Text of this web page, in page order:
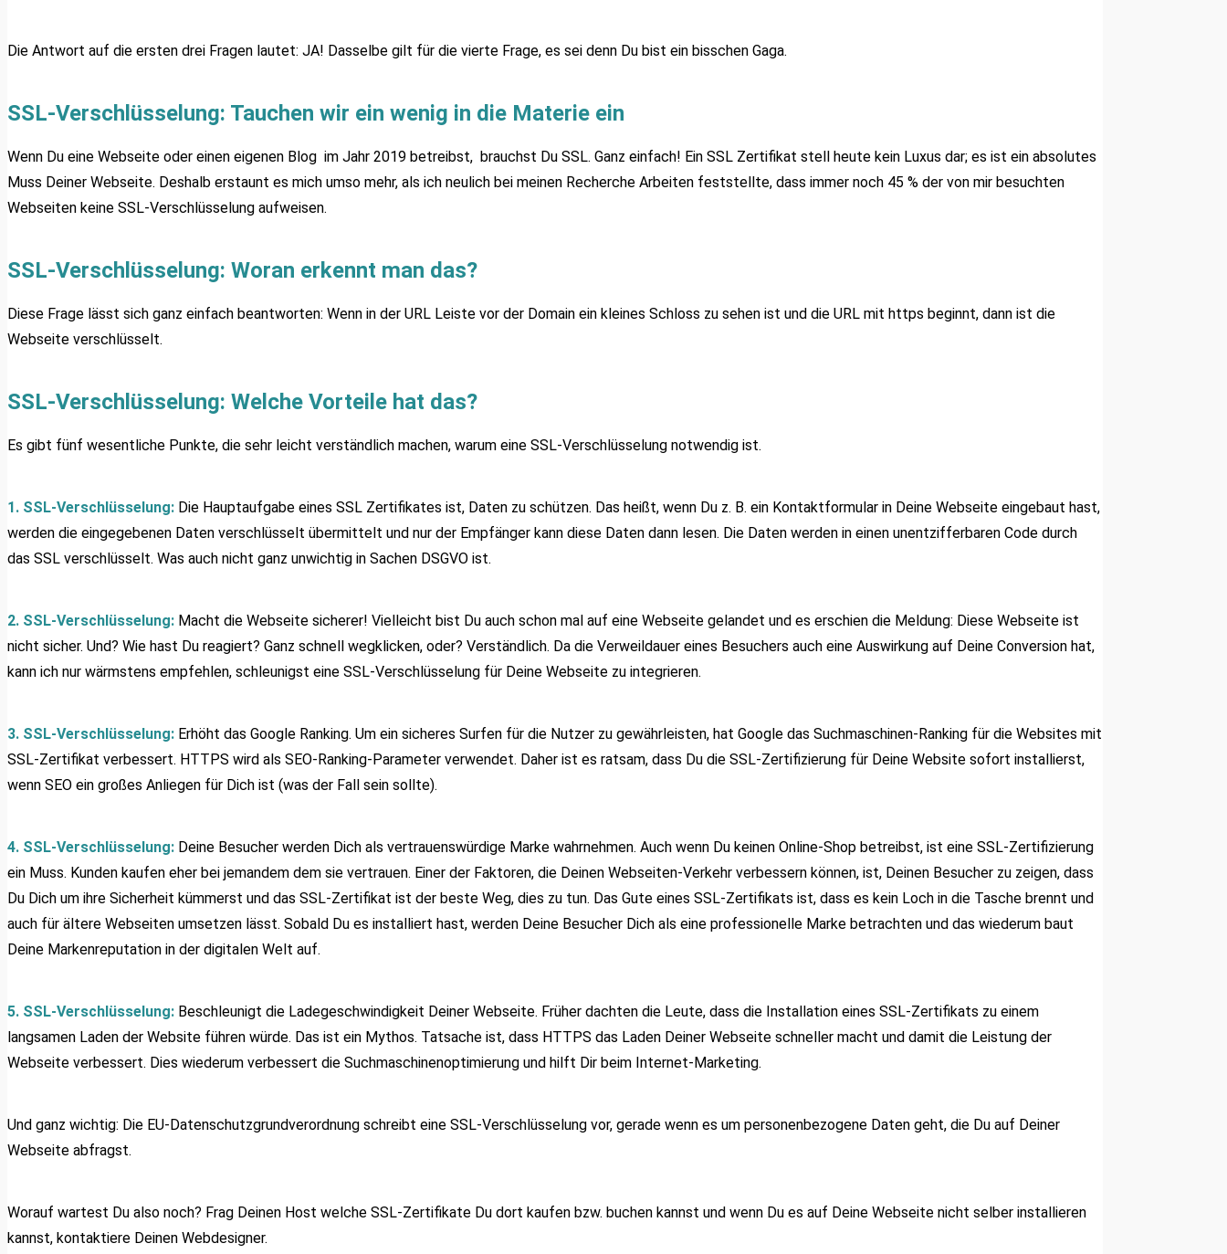
Die Antwort auf die ersten drei Fragen lautet: JA! Dasselbe gilt für die vierte Frage, es sei denn Du bist ein bisschen Gaga.
SSL-Verschlüsselung: Tauchen wir ein wenig in die Materie ein
Wenn Du eine Webseite oder einen eigenen Blog im Jahr 2019 betreibst, brauchst Du SSL. Ganz einfach! Ein SSL Zertifikat stell heute kein Luxus dar; es ist ein absolutes
Muss Deiner Webseite. Deshalb erstaunt es mich umso mehr, als ich neulich bei meinen Recherche Arbeiten feststellte, dass immer noch 45 % der von mir besuchten
Webseiten keine SSL-Verschlüsselung aufweisen.
SSL-Verschlüsselung: Woran erkennt man das?
Diese Frage lässt sich ganz einfach beantworten: Wenn in der URL Leiste vor der Domain ein kleines Schloss zu sehen ist und die URL mit https beginnt, dann ist die
Webseite verschlüsselt.
SSL-Verschlüsselung: Welche Vorteile hat das?
Es gibt fünf wesentliche Punkte, die sehr leicht verständlich machen, warum eine SSL-Verschlüsselung notwendig ist.
1. SSL-Verschlüsselung: Die Hauptaufgabe eines SSL Zertifikates ist, Daten zu schützen. Das heißt, wenn Du z. B. ein Kontaktformular in Deine Webseite eingebaut hast,
werden die eingegebenen Daten verschlüsselt übermittelt und nur der Empfänger kann diese Daten dann lesen. Die Daten werden in einen unentzifferbaren Code durch
das SSL verschlüsselt. Was auch nicht ganz unwichtig in Sachen DSGVO ist.
2. SSL-Verschlüsselung: Macht die Webseite sicherer! Vielleicht bist Du auch schon mal auf eine Webseite gelandet und es erschien die Meldung: Diese Webseite ist
nicht sicher. Und? Wie hast Du reagiert? Ganz schnell wegklicken, oder? Verständlich. Da die Verweildauer eines Besuchers auch eine Auswirkung auf Deine Conversion hat,
kann ich nur wärmstens empfehlen, schleunigst eine SSL-Verschlüsselung für Deine Webseite zu integrieren.
3. SSL-Verschlüsselung: Erhöht das Google Ranking. Um ein sicheres Surfen für die Nutzer zu gewährleisten, hat Google das Suchmaschinen-Ranking für die Websites mit
SSL-Zertifikat verbessert. HTTPS wird als SEO-Ranking-Parameter verwendet. Daher ist es ratsam, dass Du die SSL-Zertifizierung für Deine Website sofort installierst,
wenn SEO ein großes Anliegen für Dich ist (was der Fall sein sollte).
4. SSL-Verschlüsselung: Deine Besucher werden Dich als vertrauenswürdige Marke wahrnehmen. Auch wenn Du keinen Online-Shop betreibst, ist eine SSL-Zertifizierung
ein Muss. Kunden kaufen eher bei jemandem dem sie vertrauen. Einer der Faktoren, die Deinen Webseiten-Verkehr verbessern können, ist, Deinen Besucher zu zeigen, dass
Du Dich um ihre Sicherheit kümmerst und das SSL-Zertifikat ist der beste Weg, dies zu tun. Das Gute eines SSL-Zertifikats ist, dass es kein Loch in die Tasche brennt und
auch für ältere Webseiten umsetzen lässt. Sobald Du es installiert hast, werden Deine Besucher Dich als eine professionelle Marke betrachten und das wiederum baut
Deine Markenreputation in der digitalen Welt auf.
5. SSL-Verschlüsselung: Beschleunigt die Ladegeschwindigkeit Deiner Webseite. Früher dachten die Leute, dass die Installation eines SSL-Zertifikats zu einem
langsamen Laden der Website führen würde. Das ist ein Mythos. Tatsache ist, dass HTTPS das Laden Deiner Webseite schneller macht und damit die Leistung der
Webseite verbessert. Dies wiederum verbessert die Suchmaschinenoptimierung und hilft Dir beim Internet-Marketing.
Und ganz wichtig: Die EU-Datenschutzgrundverordnung schreibt eine SSL-Verschlüsselung vor, gerade wenn es um personenbezogene Daten geht, die Du auf Deiner
Webseite abfragst.
Worauf wartest Du also noch? Frag Deinen Host welche SSL-Zertifikate Du dort kaufen bzw. buchen kannst und wenn Du es auf Deine Webseite nicht selber installieren
kannst, kontaktiere Deinen Webdesigner.